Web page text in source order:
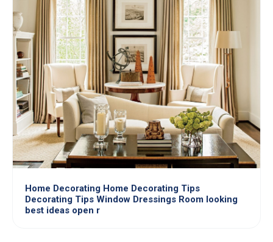
Home Decorating Home Decorating Tips
Decorating Tips Window Dressings Room looking
best ideas open r